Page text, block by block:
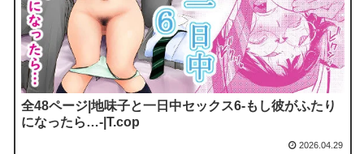
全48ページ|地味子と一日中セックス6-もし彼がふたり
になったら…-|T.cop
2026.04.29